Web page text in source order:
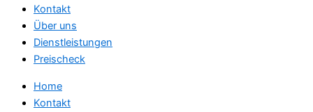
Kontakt
Über uns
Dienstleistungen
Preischeck
Home
Kontakt